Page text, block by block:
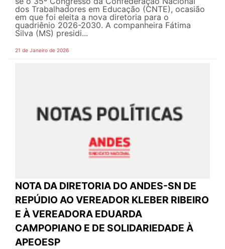
dos Trabalhadores em Educação (CNTE), ocasião
em que foi eleita a nova diretoria para o
quadriênio 2026-2030. A companheira Fátima
Silva (MS) presidi...
21 de Janeiro de 2026
NOTA DA DIRETORIA DO ANDES-SN DE
REPÚDIO AO VEREADOR KLEBER RIBEIRO
E À VEREADORA EDUARDA
CAMPOPIANO E DE SOLIDARIEDADE À
APEOESP